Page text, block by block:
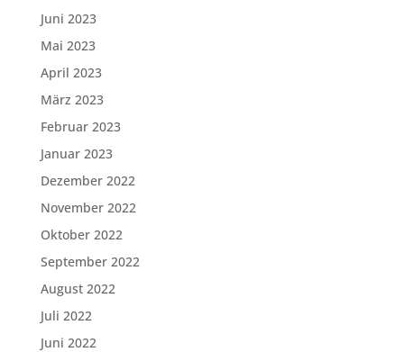
Juni 2023
Mai 2023
April 2023
März 2023
Februar 2023
Januar 2023
Dezember 2022
November 2022
Oktober 2022
September 2022
August 2022
Juli 2022
Juni 2022